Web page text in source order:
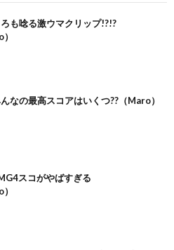
ろも唸る激ウマクリップ!?!?
んなの最高スコアはいくつ??（Maro）
スコがやばすぎる